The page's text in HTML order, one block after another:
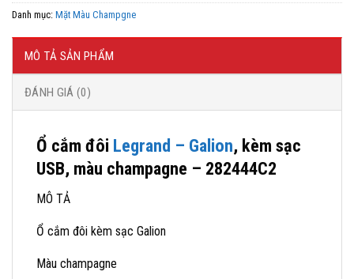
là:
2,466,759 ₫.là:
Danh mục: Mặt Màu Champgne
MÔ TẢ SẢN PHẨM
ĐÁNH GIÁ (0)
Ổ cắm đôi Legrand – Galion, kèm sạc
USB, màu champagne – 282444C2
MÔ TẢ
Ổ cắm đôi kèm sạc Galion
Màu champagne